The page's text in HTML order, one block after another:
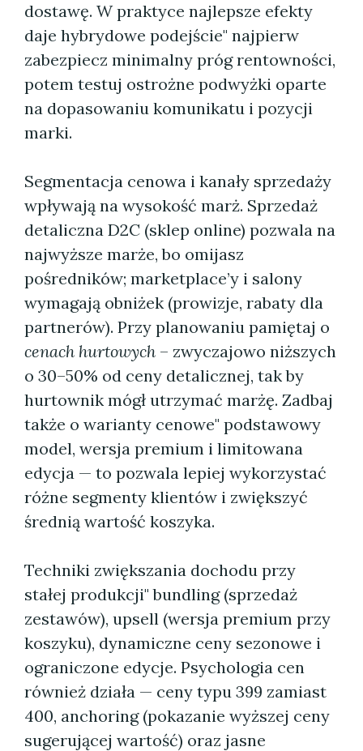
dostawę. W praktyce najlepsze efekty
daje hybrydowe podejście" najpierw
zabezpiecz minimalny próg rentowności,
potem testuj ostrożne podwyżki oparte
na dopasowaniu komunikatu i pozycji
marki.
Segmentacja cenowa i kanały sprzedaży
wpływają na wysokość marż. Sprzedaż
detaliczna D2C (sklep online) pozwala na
najwyższe marże, bo omijasz
pośredników; marketplace’y i salony
wymagają obniżek (prowizje, rabaty dla
partnerów). Przy planowaniu pamiętaj o
cenach hurtowych – zwyczajowo niższych
o 30–50% od ceny detalicznej, tak by
hurtownik mógł utrzymać marżę. Zadbaj
także o warianty cenowe" podstawowy
model, wersja premium i limitowana
edycja — to pozwala lepiej wykorzystać
różne segmenty klientów i zwiększyć
średnią wartość koszyka.
Techniki zwiększania dochodu przy
stałej produkcji" bundling (sprzedaż
zestawów), upsell (wersja premium przy
koszyku), dynamiczne ceny sezonowe i
ograniczone edycje. Psychologia cen
również działa — ceny typu 399 zamiast
400, anchoring (pokazanie wyższej ceny
sugerującej wartość) oraz jasne